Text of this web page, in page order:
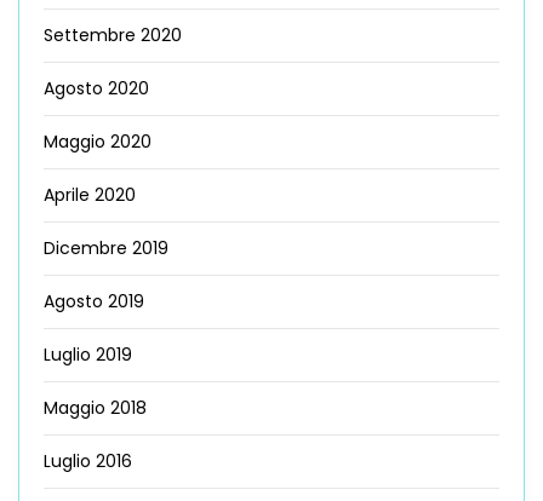
Settembre 2020
Agosto 2020
Maggio 2020
Aprile 2020
Dicembre 2019
Agosto 2019
Luglio 2019
Maggio 2018
Luglio 2016